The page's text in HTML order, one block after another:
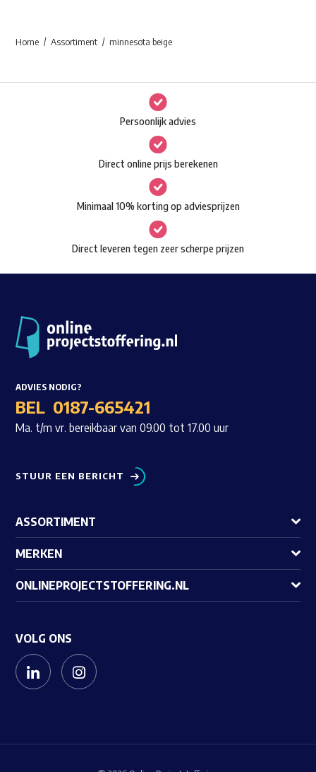
Waar ben je naar op zoek?
meerdere
Deze
optie
kan
gekozen
worden
op
de
productpagina
Home Assortiment minnesota beige
Persoonlijk advies
Direct online prijs berekenen
Minimaal 10% korting op adviesprijzen
Direct leveren tegen zeer scherpe prijzen
ADVIES NODIG?
BEL 0187-665421
Ma. t/m vr. bereikbaar van 09.00 tot 17.00 uur
STUUR EEN BERICHT
ASSORTIMENT
MERKEN
ONLINEPROJECTSTOFFERING.NL
VOLG ONS